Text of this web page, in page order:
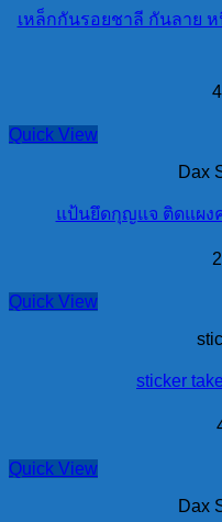
เหล็กกันรอยชาลี กันลาย
Quick View
Dax
แป้นยึดกุญแจ ติดแผง
Quick View
sticker
Quick View
Dax